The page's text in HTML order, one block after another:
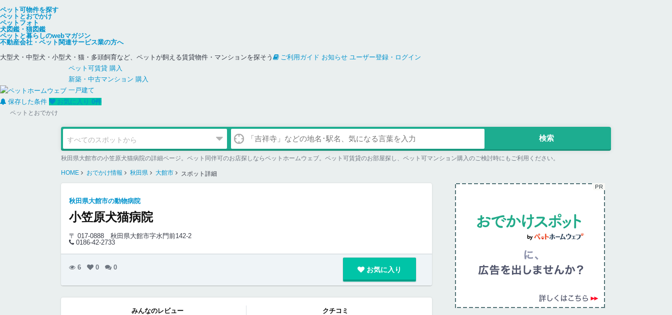
ペット可物件を探す
ペットとおでかけ
ペットフォト
犬図鑑・猫図鑑
ペットと暮らしのwebマガジン
不動産会社・ペット関連サービス業の方へ
大型犬・中型犬・小型犬・猫・多頭飼育など、ペットが飼える賃貸物件・マンションを探そう
ご利用ガイド お知らせ ユーザー登録・ログイン
ペット可賃貸 購入
新築・中古マンション 購入
一戸建て
保存した条件
お気に入り 0件
ペットとおでかけ
秋田県大館市の小笠原犬猫病院の詳細ページ。ペット同伴可のお店探しならペットホームウェブ。ペット可賃貸のお部屋探し、ペット可マンション購入のご検討時にもご利用ください。
HOME おでかけ情報 秋田県 大館市 スポット詳細
秋田県大館市の動物病院
小笠原犬猫病院
〒 017-0888
秋田県大館市字水門前142-2
0186-42-2733
6 0 0 お気に入り
みんなのレビュー クチコミ